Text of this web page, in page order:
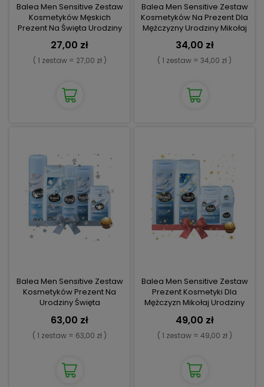
Balea Men Sensitive Zestaw
Kosmetyków Męskich
Prezent Na Święta Urodziny
27,00 zł
( 1 zestaw = 27,00 zł )
Balea Men Sensitive Zestaw
Kosmetyków Na Prezent Dla
Mężczyzny Urodziny Mikołaj
34,00 zł
( 1 zestaw = 34,00 zł )
Balea Men Sensitive Zestaw
Kosmetyków Prezent Na
Urodziny Święta
63,00 zł
( 1 zestaw = 63,00 zł )
Balea Men Sensitive Zestaw
Prezent Kosmetyki Dla
Mężczyzn Mikołaj Urodziny
49,00 zł
( 1 zestaw = 49,00 zł )